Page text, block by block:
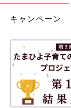
キャンペーン